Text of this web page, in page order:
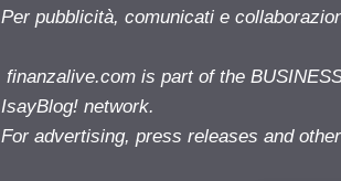
Per pubblicità, comunicati e
finanzalive.com is part of the
IsayBlog! network.
For advertising, press releases and